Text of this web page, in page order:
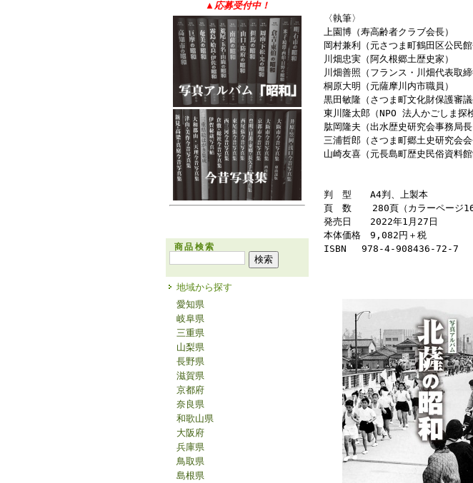
▲ 応募受付中！
商品検索
地域から探す
愛知県
岐阜県
三重県
山梨県
長野県
滋賀県
京都府
奈良県
和歌山県
大阪府
兵庫県
鳥取県
島根県
〈執筆〉
上園博（寿高齢者クラブ会長）
岡村兼利（元さつま町鶴田区公民館
川畑忠実（阿久根郷土歴史家）
川畑善照（フランス・川畑代表取締
桐原大明（元薩摩川内市職員）
黒田敏隆（さつま町文化財保護審議
東川隆太郎（NPO 法人かごしま探
肱岡隆夫（出水歴史研究会事務局長
三浦哲郎（さつま町郷土史研究会会
山崎友喜（元長島町歴史民俗資料館
判 型 A4判、上製本
頁 数 280頁（カラーページ16
発売日 2022年1月27日
本体価格 9,082円＋税
ISBN 978-4-908436-72-7